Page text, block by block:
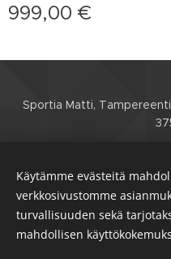
999,00 €
Sportia Matti,
Etusivu Verkkokauppa
Yhteystiedot
Käytämme evästeitä
verkkosivustomme
turvallisuuden sekä
mahdollisen